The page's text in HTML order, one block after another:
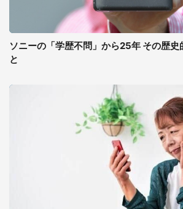
ソニーの「学歴不問」から25年 その歴
と